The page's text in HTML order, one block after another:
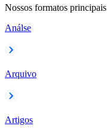
Nossos formatos principais
Análse
Arquivo
Artigos